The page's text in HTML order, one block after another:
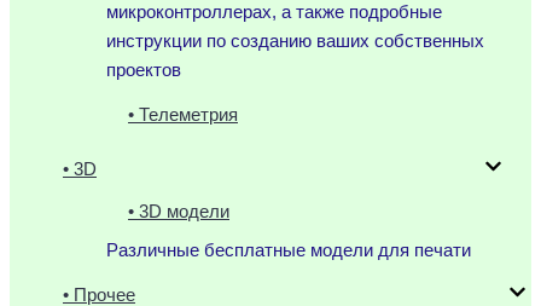
микроконтроллерах, а также подробные
инструкции по созданию ваших собственных
проектов
• Телеметрия
• 3D
• 3D модели
Различные бесплатные модели для печати
• Прочее